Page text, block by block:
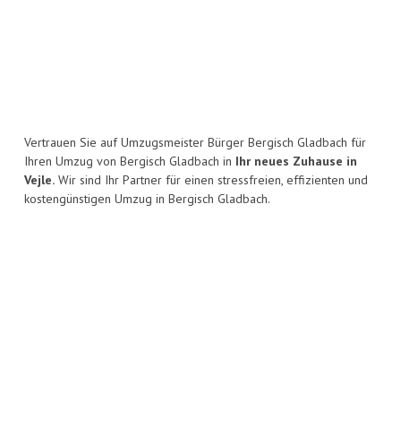
Vertrauen Sie auf Umzugsmeister Bürger Bergisch Gladbach für
Ihren Umzug von Bergisch Gladbach in Ihr neues Zuhause in
Vejle. Wir sind Ihr Partner für einen stressfreien, effizienten und
kostengünstigen Umzug in Bergisch Gladbach.